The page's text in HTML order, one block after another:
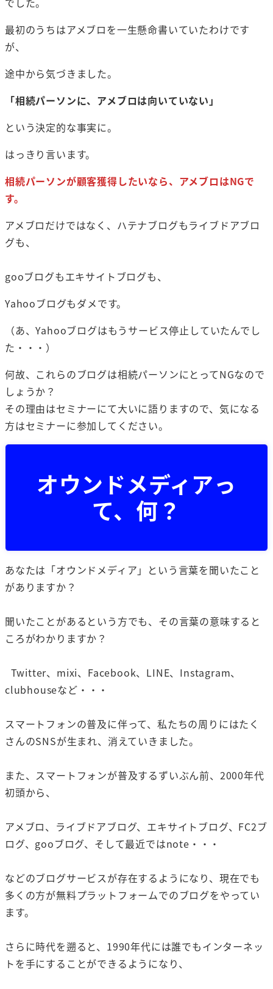
最初のうちはアメブロを一生懸命書いていたわけです
が、
途中から気づきました。
「相続パーソンに、アメブロは向いていない」
という決定的な事実に。
はっきり言います。
相続パーソンが顧客獲得したいなら、アメブロはNGで
す。
アメブロだけではなく、ハテナブログもライブドアブロ
グも、
gooブログもエキサイトブログも、
Yahooブログもダメです。
（あ、Yahooブログはもうサービス停止していたんでし
た・・・）
何故、これらのブログは相続パーソンにとってNGなので
しょうか？
その理由はセミナーにて大いに語りますので、気になる
方はセミナーに参加してください。
オウンドメディアっ
て、何？
あなたは「オウンドメディア」という言葉を聞いたこと
がありますか？
聞いたことがあるという方でも、その言葉の意味すると
ころがわかりますか？
Twitter、mixi、Facebook、LINE、Instagram、
clubhouseなど・・・
スマートフォンの普及に伴って、私たちの周りにはたく
さんのSNSが生まれ、消えていきました。
また、スマートフォンが普及するずいぶん前、2000年代
初頭から、
アメブロ、ライブドアブログ、エキサイトブログ、FC2ブ
ログ、gooブログ、そして最近ではnote・・・
などのブログサービスが存在するようになり、現在でも
多くの方が無料プラットフォームでのブログをやってい
ます。
さらに時代を遡ると、1990年代には誰でもインターネッ
トを手にすることができるようになり、